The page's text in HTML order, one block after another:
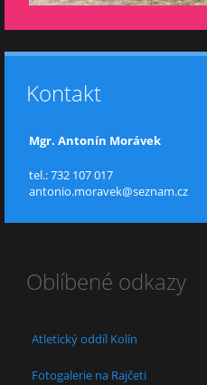
Kontakt
Mgr. Antonín Morávek
tel.: 732 107 017
antonio.moravek@seznam.cz
Oblíbené odkazy
Atletický oddíl Kolín
Fotogalerie na Rajčeti